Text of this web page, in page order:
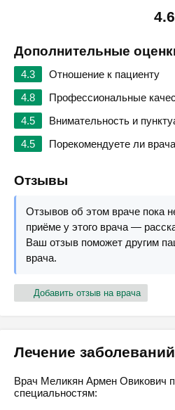
4.6
Дополнительные
4.3
Отношение к пациенту
4.8
Профессиональные
4.5
Внимательность и
4.5
Порекомендуете ли
Отзывы
Отзывов об этом враче пока
приёме у этого врача —
Ваш отзыв поможет другим
врача.
Добавить отзыв на врача
Лечение заболеваний
Врач Меликян Армен Овикович
специальностям: